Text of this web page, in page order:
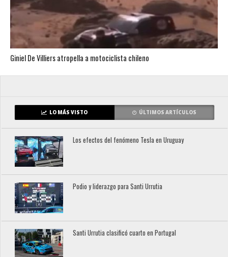
Giniel De Villiers atropella a motociclista chileno
LO MÁS VISTO ÚLTIMOS ARTÍCULOS
Los efectos del fenómeno Tesla en Uruguay
Podio y liderazgo para Santi Urrutia
Santi Urrutia clasificó cuarto en Portugal